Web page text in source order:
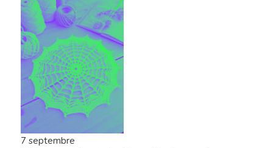
7 septembre